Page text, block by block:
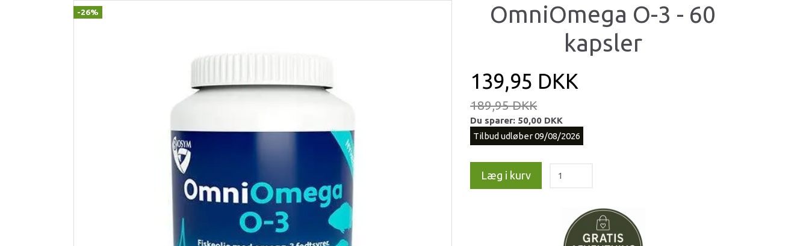
-26%
OmniOmega O-3 - 60
kapsler
139,95 DKK
189,95 DKK
Du sparer: 50,00 DKK
Tilbud udløber 09/08/2026
Læg i kurv